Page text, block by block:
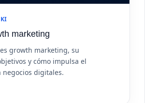
marketing
growth marketing, su
y cómo impulsa el
negocios digitales.